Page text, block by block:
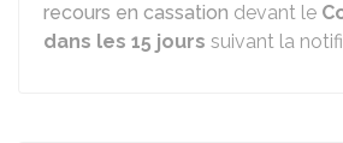
recours en cassation devant le
dans les 15 jours suivant la